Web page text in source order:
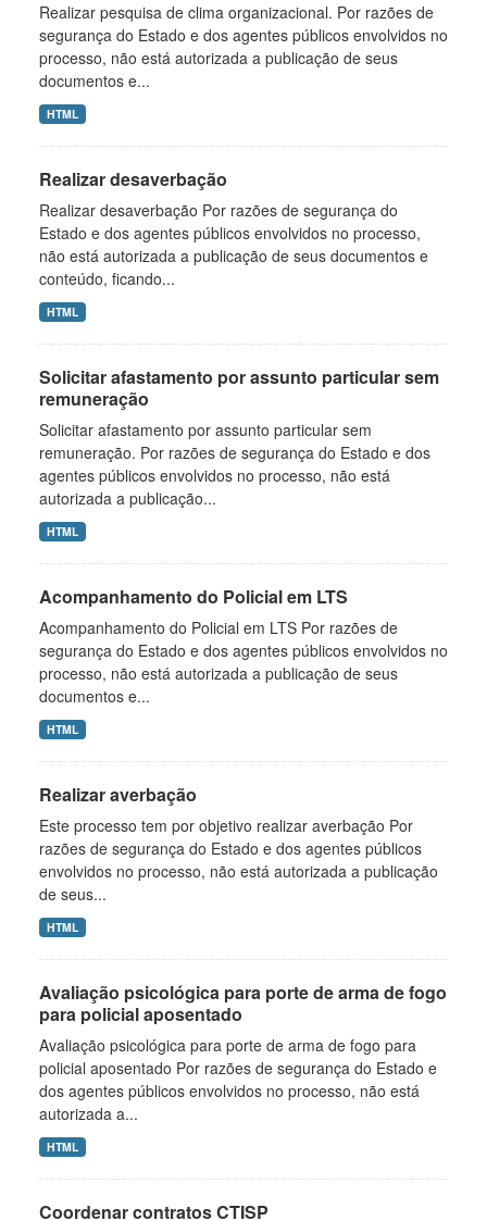
Realizar pesquisa de clima organizacional. Por razões de
segurança do Estado e dos agentes públicos envolvidos no
processo, não está autorizada a publicação de seus
documentos e...
HTML
Realizar desaverbação
Realizar desaverbação Por razões de segurança do
Estado e dos agentes públicos envolvidos no processo,
não está autorizada a publicação de seus documentos e
conteúdo, ficando...
HTML
Solicitar afastamento por assunto particular sem
remuneração
Solicitar afastamento por assunto particular sem
remuneração. Por razões de segurança do Estado e dos
agentes públicos envolvidos no processo, não está
autorizada a publicação...
HTML
Acompanhamento do Policial em LTS
Acompanhamento do Policial em LTS Por razões de
segurança do Estado e dos agentes públicos envolvidos no
processo, não está autorizada a publicação de seus
documentos e...
HTML
Realizar averbação
Este processo tem por objetivo realizar averbação Por
razões de segurança do Estado e dos agentes públicos
envolvidos no processo, não está autorizada a publicação
de seus...
HTML
Avaliação psicológica para porte de arma de fogo
para policial aposentado
Avaliação psicológica para porte de arma de fogo para
policial aposentado Por razões de segurança do Estado e
dos agentes públicos envolvidos no processo, não está
autorizada a...
HTML
Coordenar contratos CTISP